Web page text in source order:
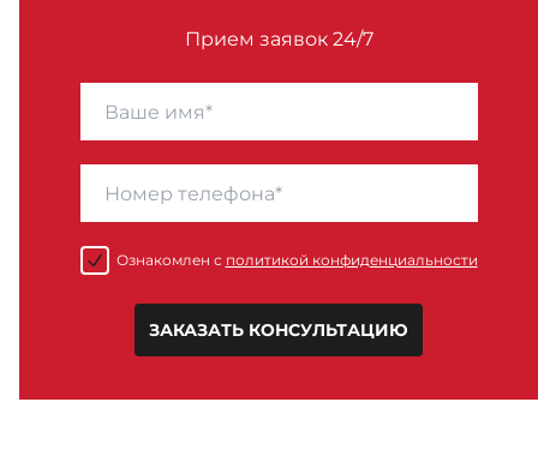
Прием заявок 24/7
Ознакомлен с политикой конфиденциальности
ЗАКАЗАТЬ КОНСУЛЬТАЦИЮ